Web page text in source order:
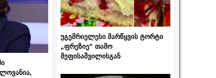
უგემრიელესი მარწყვის ტორტი
„ფრეზიე“ თამო
მეფისაშვილისგან